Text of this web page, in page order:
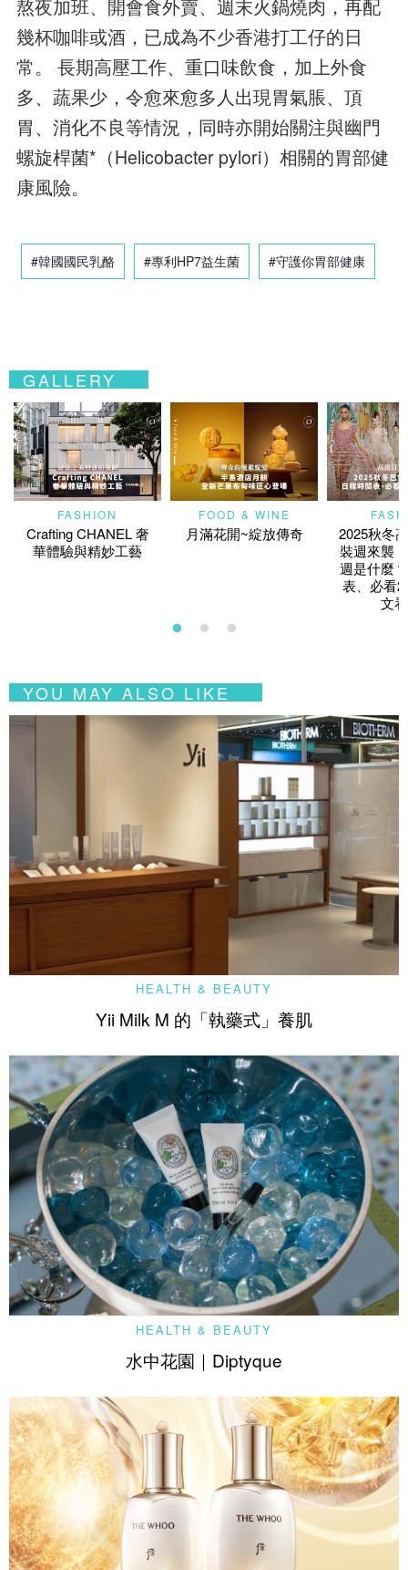
熬夜加班、開會食外賣、週末火鍋燒肉，再配
幾杯咖啡或酒，已成為不少香港打工仔的日
常。 長期高壓工作、重口味飲食，加上外食
多、蔬果少，令愈來愈多人出現胃氣脹、頂
胃、消化不良等情況，同時亦開始關注與幽門
螺旋桿菌*（Helicobacter pylori）相關的胃部健
康風險。
#韓國國民乳酪 #專利HP7益生菌 #守護你胃部健康
GALLERY
FASHION
Crafting CHANEL 奢
華體驗與精妙工藝
FOOD & WINE
月滿花開~綻放傳奇
2025秋冬
裝週來襲
週是什麼
表、必看
文
YOU MAY ALSO LIKE
HEALTH & BEAUTY
Yii Milk M 的「執藥式」養肌
HEALTH & BEAUTY
水中花園｜Diptyque